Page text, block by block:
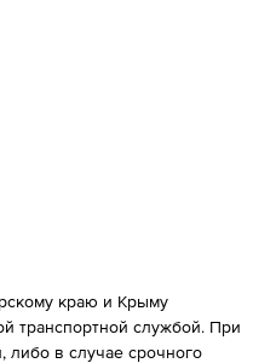
краю и Крыму
транспортной службой. При
либо в случае срочного